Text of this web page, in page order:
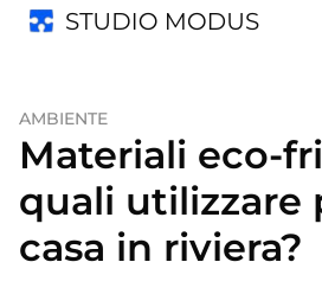
AMBIENTE
Materiali eco-
quali utilizzare
casa in riviera?